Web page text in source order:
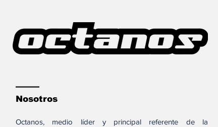
Nosotros
Octanos, medio líder y principal referente de la